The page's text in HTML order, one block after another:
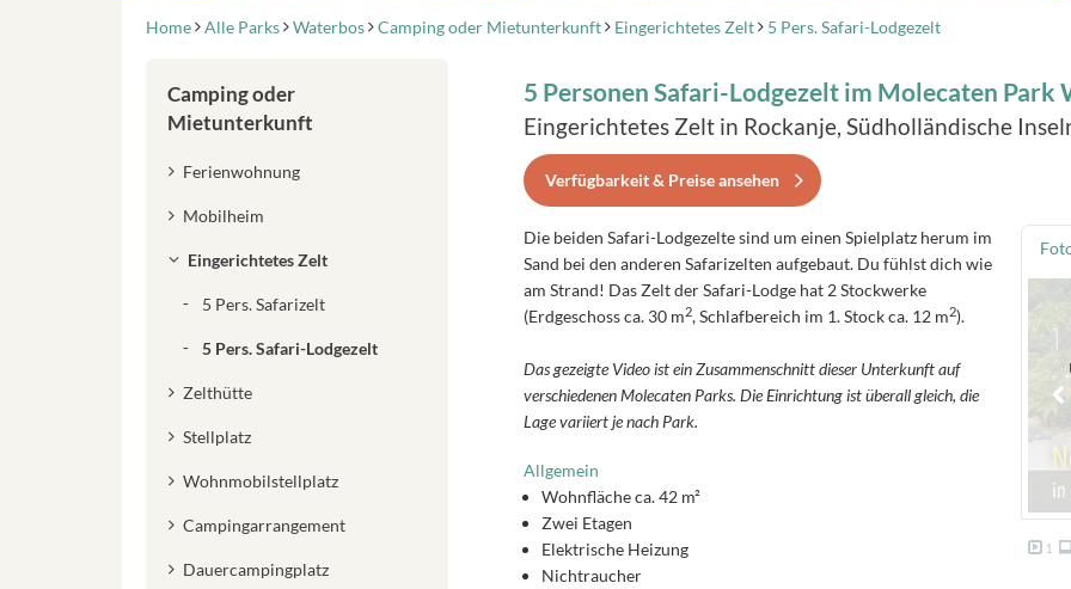
Home Alle Parks Waterbos Camping oder Mietunterkunft Eingerichtetes Zelt 5 Pers. Safari-Lodgezelt
5 Personen Safari-Lodgezelt im Molecaten Park
Eingerichtetes Zelt in Rockanje, Südholländische
Verfügbarkeit & Preise ansehen
1
Die beiden Safari-Lodgezelte sind um einen Spielplatz herum im
Sand bei den anderen Safarizelten aufgebaut. Du fühlst dich wie
am Strand! Das Zelt der Safari-Lodge hat 2 Stockwerke
(Erdgeschoss ca. 30 m2, Schlafbereich im 1. Stock ca. 12 m2).
Das gezeigte Video ist ein Zusammenschnitt dieser Unterkunft auf
verschiedenen Molecaten Parks. Die Einrichtung ist überall gleich, die
Lage variiert je nach Park.
Allgemein
Wohnfläche ca. 42 m²
Zwei Etagen
Elektrische Heizung
Nichtraucher
Camping oder
Mietunterkunft
Ferienwohnung
Mobilheim
Eingerichtetes Zelt
5 Pers. Safarizelt
5 Pers. Safari-Lodgezelt
Zelthütte
Stellplatz
Wohnmobilstellplatz
Campingarrangement
Dauercampingplatz